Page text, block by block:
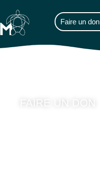
Faire un don
FAIRE UN DON